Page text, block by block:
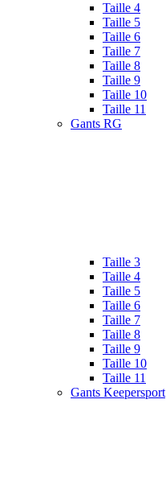
Taille 4
Taille 5
Taille 6
Taille 7
Taille 8
Taille 9
Taille 10
Taille 11
Gants RG
Taille 3
Taille 4
Taille 5
Taille 6
Taille 7
Taille 8
Taille 9
Taille 10
Taille 11
Gants Keepersport